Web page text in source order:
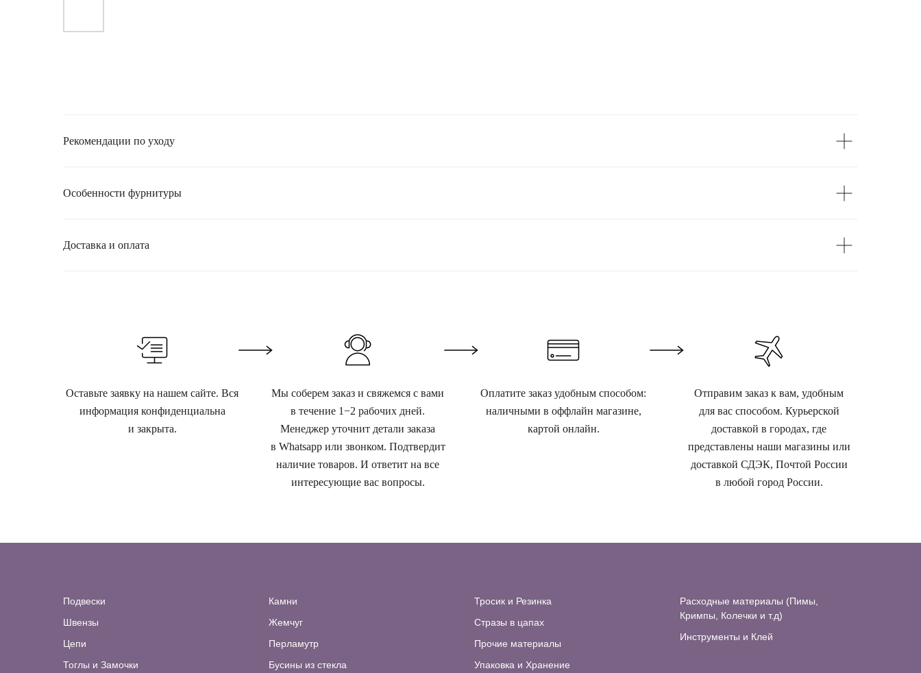
Рекомендации по уходу
Особенности фурнитуры
Доставка и оплата
Оставьте заявку на нашем сайте. Вся
информация конфиденциальна
и закрыта.
Мы соберем заказ и свяжемся с вами
в течение 1−2 рабочих дней.
Менеджер уточнит детали заказа
в Whatsapp или звонком. Подтвердит
наличие товаров. И ответит на все
интересующие вас вопросы.
Оплатите заказ удобным способом:
наличными в оффлайн магазине,
картой онлайн.
Отправим заказ к вам, удобным
для вас способом. Курьерской
доставкой в городах, где
представлены наши магазины или
доставкой СДЭК, Почтой России
в любой город России.
Подвески
Швензы
Цепи
Тоглы и Замочки
Камни
Жемчуг
Перламутр
Бусины из стекла
Тросик и Резинка
Стразы в цапах
Прочие материалы
Упаковка и Хранение
Расходные материалы (Пимы,
Кримпы, Колечки и т.д)
Инструменты и Клей